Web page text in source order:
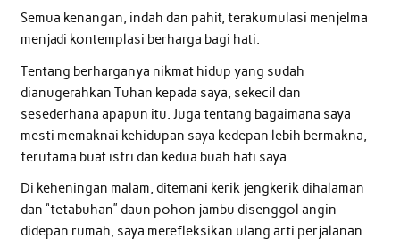
Semua kenangan, indah dan pahit, terakumulasi menjelma
menjadi kontemplasi berharga bagi hati.
Tentang berharganya nikmat hidup yang sudah
dianugerahkan Tuhan kepada saya, sekecil dan
sesederhana apapun itu. Juga tentang bagaimana saya
mesti memaknai kehidupan saya kedepan lebih bermakna,
terutama buat istri dan kedua buah hati saya.
Di keheningan malam, ditemani kerik jengkerik dihalaman
dan “tetabuhan” daun pohon jambu disenggol angin
didepan rumah, saya merefleksikan ulang arti perjalanan